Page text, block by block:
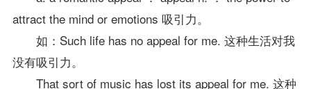
attract the mind or emotions 吸引力。
如：Such life has no appeal for me. 这种生活对我
没有吸引力。
That sort of music has lost its appeal for me. 这种